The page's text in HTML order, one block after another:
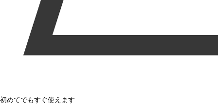
初めてでもすぐ使えます